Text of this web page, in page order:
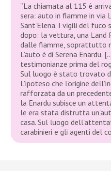
“La chiamata al 115 è
sera: auto in fiamme in via
Sant’Elena. I vigili del fuco
dopo: la vettura, una Land
dalle fiamme, soprattutto
L’auto è di Serena Enardu.
testimonianze prima del
Sul luogo è stato trovato
L’ipoteso che l’origine
rafforzata da un
la Enardu subisce un
le era stata distrutta
casa. Sul luogo
carabinieri e gli agenti del